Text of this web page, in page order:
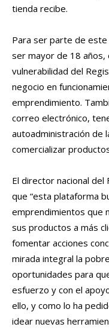
tienda recibe.
Para ser parte de este
ser mayor de 18
vulnerabilidad del
negocio en
emprendimiento.
correo electrónico,
autoadministración de
comercializar
El director nacional del
que “esta plataforma
emprendimientos que
sus productos a más
fomentar acciones
mirada integral la
oportunidades para
esfuerzo y con el
ello, y como lo ha
idear nuevas